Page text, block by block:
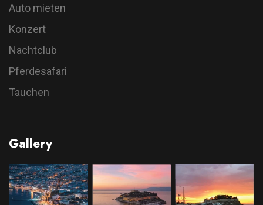
Auto mieten
Konzert
Nachtclub
Pferdesafari
Tauchen
Gallery